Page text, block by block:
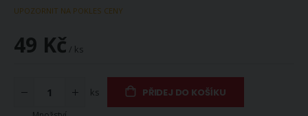
UPOZORNIT NA POKLES CENY
49 Kč / ks
ks PŘIDEJ DO KOŠÍKU